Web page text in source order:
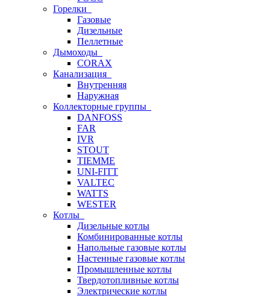
Горелки
Газовые
Дизельные
Пеллетные
Дымоходы
CORAX
Канализация
Внутренняя
Наружная
Коллекторные группы
DANFOSS
FAR
IVR
STOUT
TIEMME
UNI-FITT
VALTEC
WATTS
WESTER
Котлы
Дизельные котлы
Комбинированные котлы
Напольные газовые котлы
Настенные газовые котлы
Промышленные котлы
Твердотопливные котлы
Электрические котлы